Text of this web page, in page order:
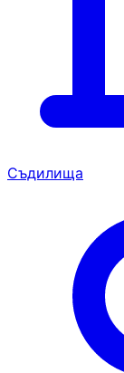
Съдилища